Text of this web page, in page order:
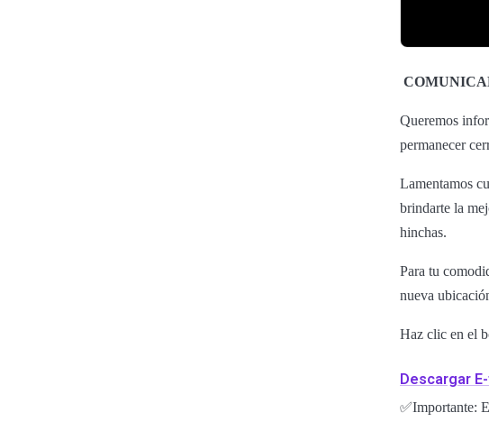
Queremos
permanecer
Lamentamos
brindarte la
hinchas.
Para tu
nueva
Haz clic en el
Descargar
✅Importante: